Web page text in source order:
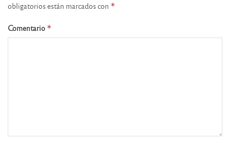
obligatorios están marcados con *
Comentario *